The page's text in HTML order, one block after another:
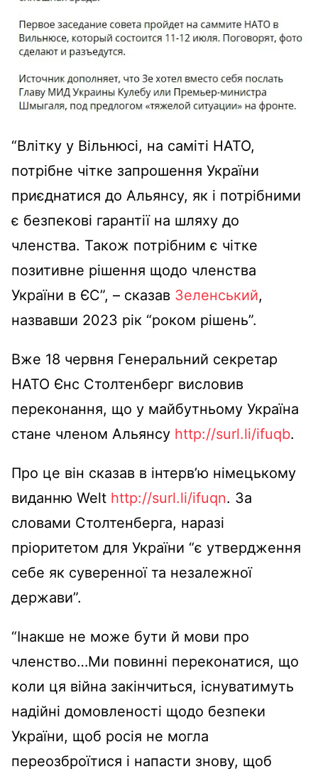
“Влітку у Вільнюсі, на саміті НАТО,
потрібне чітке запрошення України
приєднатися до Альянсу, як і потрібними
є безпекові гарантії на шляху до
членства. Також потрібним є чітке
позитивне рішення щодо членства
України в ЄС”, – сказав Зеленський,
назвавши 2023 рік “роком рішень”.
Вже 18 червня Генеральний секретар
НАТО Єнс Столтенберг висловив
переконання, що у майбутньому Україна
стане членом Альянсу http://surl.li/ifuqb.
Про це він сказав в інтерв’ю німецькому
виданню Welt http://surl.li/ifuqn. За
словами Столтенберга, наразі
пріоритетом для України “є утвердження
себе як суверенної та незалежної
держави”.
“Інакше не може бути й мови про
членство…Ми повинні переконатися, що
коли ця війна закінчиться, існуватимуть
надійні домовленості щодо безпеки
України, щоб росія не могла
переозброїтися і напасти знову, щоб